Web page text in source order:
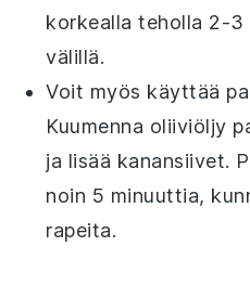
korkealla teholla 2-
välillä.
Voit myös käyttää
Kuumenna oliiviöljy
ja lisää kanansiivet.
noin 5 minuuttia,
rapeita.